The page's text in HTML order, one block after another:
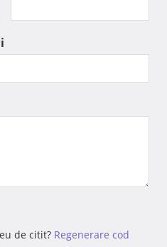
de citit? Regenerare cod